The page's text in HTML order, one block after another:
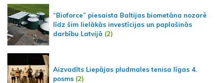
“Bioforce” piesaista Baltijas biometāna nozarē
līdz šim lielākās investīcijas un paplašinās
darbību Latvijā (2)
Aizvadīts Liepājas pludmales tenisa līgas 4.
posms (2)